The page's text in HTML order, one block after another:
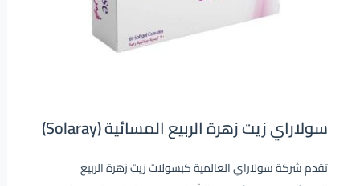
سولاراي زيت زهرة الربيع المسائية (Solaray)
تقدم شركة سولاراي العالمية كبسولات زيت زهرة الربيع